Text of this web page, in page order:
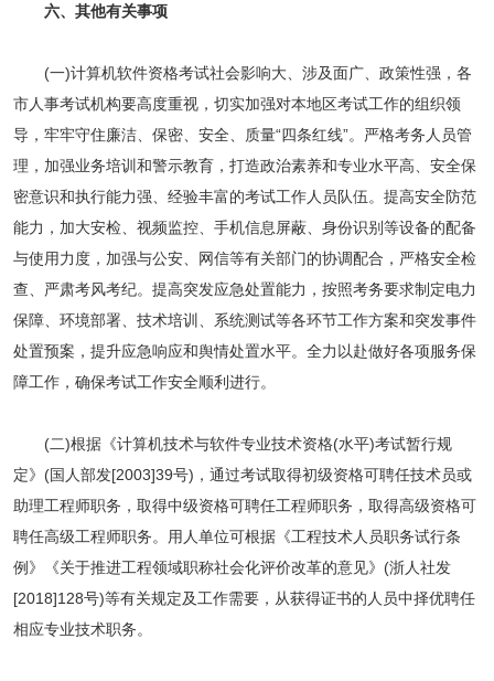
六、其他有关事项
(一)计算机软件资格考试社会影响大、涉及面广、政策性强，各
市人事考试机构要高度重视，切实加强对本地区考试工作的组织领
导，牢牢守住廉洁、保密、安全、质量“四条红线”。严格考务人员管
理，加强业务培训和警示教育，打造政治素养和专业水平高、安全保
密意识和执行能力强、经验丰富的考试工作人员队伍。提高安全防范
能力，加大安检、视频监控、手机信息屏蔽、身份识别等设备的配备
与使用力度，加强与公安、网信等有关部门的协调配合，严格安全检
查、严肃考风考纪。提高突发应急处置能力，按照考务要求制定电力
保障、环境部署、技术培训、系统测试等各环节工作方案和突发事件
处置预案，提升应急响应和舆情处置水平。全力以赴做好各项服务保
障工作，确保考试工作安全顺利进行。
(二)根据《计算机技术与软件专业技术资格(水平)考试暂行规
定》(国人部发[2003]39号)，通过考试取得初级资格可聘任技术员或
助理工程师职务，取得中级资格可聘任工程师职务，取得高级资格可
聘任高级工程师职务。用人单位可根据《工程技术人员职务试行条
例》《关于推进工程领域职称社会化评价改革的意见》(浙人社发
[2018]128号)等有关规定及工作需要，从获得证书的人员中择优聘任
相应专业技术职务。